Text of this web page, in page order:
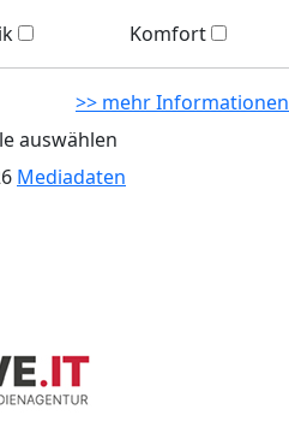
Komfort
>> mehr Informationen
auswählen
Mediadaten